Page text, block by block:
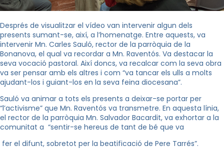
Després de visualitzar el vídeo van intervenir algun dels
presents sumant-se, així, a l’homenatge. Entre aquests, va
intervenir Mn. Carles Sauló, rector de la parròquia de la
Bonanova, el qual va recordar a Mn. Raventós. Va destacar la
seva vocació pastoral. Així doncs, va recalcar com la seva obra
va ser pensar amb els altres i com “va tancar els ulls a molts
ajudant-los i guiant-los en la seva feina diocesana”.
Sauló va animar a tots els presents a deixar-se portar per
“l’activisme” que Mn. Raventós va transmetre. En aquesta línia,
el rector de la parròquia Mn. Salvador Bacardit, va exhortar a la
comunitat a “sentir-se hereus de tant de bé que va
fer el difunt, sobretot per la beatificació de Pere Tarrés”.